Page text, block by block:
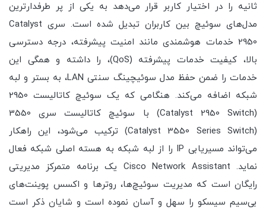
ثانیه را در اختیار کاربر قرار می‌دهد به یکی از پر طرفدارترین
مدل‌های سوئیچ بین کاربران تبدیل شده است. سری Catalyst
2950 خدمات هوشمندی مانند امنیت پیشرفته، درجه دسترسی
بالا، کیفیت خدمات پیشرفته (QoS)، را داشته و همگی این
خدمات را ضمن حفظ مدل سوئیچینگ سنتی LAN، به بستر و لبه
شبکه اضافه می‌کند. هنگامی که یک سوئیچ کاتالیست 2950
(Catalyst 2950 Switch) با سوئیچ کاتالیست سری 3550
(Catalyst 3550 Series Switch) ترکیب می‌شود، این راهکار
می‌تواند مسیریابی IP را از لبه شبکه به هسته اصلی شبکه فعال
نماید. Cisco Network Assistant یک برنامه متمرکز مدیریتی
رایگان است که مدیریت سوئیچ‌ها، روترها و اکسس پوینت‌های
بی‌سیم سیسکو را سهل و آسان نموده است و شایان ذکر است